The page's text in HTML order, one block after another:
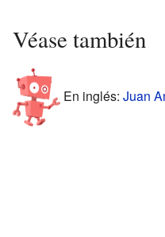
Véase también
En inglés: Juan